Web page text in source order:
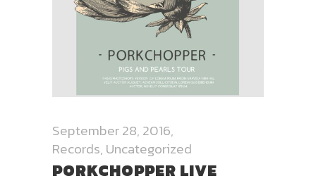
September 28, 2016
Records, Uncategorized
PORKCHOPPER LIVE